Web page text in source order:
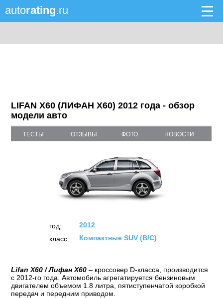
autorating.ru
LIFAN X60 (ЛИФАН X60) 2012 года - обзор
модели авто
ТЕСТЫ ОТЗЫВЫ ФОТО НОВОСТИ
год:
2012
класс:
Компактные SUV (B/C)
Lifan X60 / Лифан X60 – кроссовер D-класса, производится
с 2012-го года. Автомобиль агрегатируется бензиновым
двигателем объемом 1.8 литра, пятиступенчатой коробкой
передач и передним приводом.